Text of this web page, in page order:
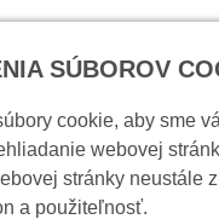
rohož sada TF-HM-150-
SÚBOROV
cookie, aby sme
webovej
stránky neustále
a použiteľnosť.